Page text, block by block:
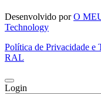
Desenvolvido porO
Technology
Política de Privacidade e
RAL
Login